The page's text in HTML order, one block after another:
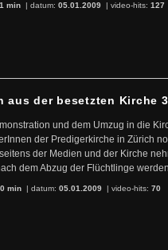
min | datum: 05.01.2009 | video-hits: 127
aus der besetzten Kirche
und dem Umzug in die
der Predigerkirche in Zürich
der Medien und der Kirche
dem Abzug der Flüchtlinge
min | datum: 05.01.2009 | video-hits: 70